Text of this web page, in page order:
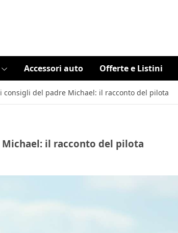
Accessori auto Offerte e Listini
consigli del padre Michael: il racconto del pilota
il racconto del pilota